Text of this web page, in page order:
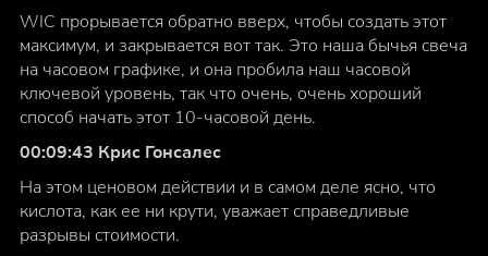
WIC прорывается обратно вверх, чтобы создать этот
максимум, и закрывается вот так. Это наша бычья свеча
на часовом графике, и она пробила наш часовой
ключевой уровень, так что очень, очень хороший
способ начать этот 10-часовой день.
00:09:43 Крис Гонсалес
На этом ценовом действии и в самом деле ясно, что
кислота, как ее ни крути, уважает справедливые
разрывы стоимости.